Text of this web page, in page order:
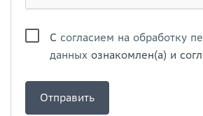
С согласием на обработку
данных ознакомлен(а) и